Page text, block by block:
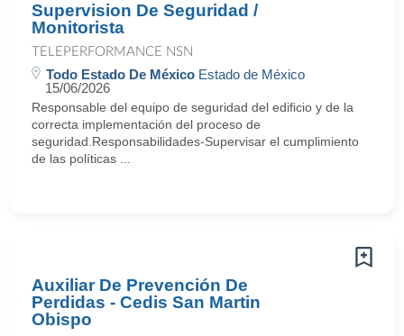
Supervision De Seguridad /
Monitorista
TELEPERFORMANCE NSN
Todo Estado De México Estado de México
15/06/2026
Responsable del equipo de seguridad del edificio y de la
correcta implementación del proceso de
seguridad.Responsabilidades-Supervisar el cumplimiento
de las políticas ...
Auxiliar De Prevención De
Perdidas - Cedis San Martin
Obispo